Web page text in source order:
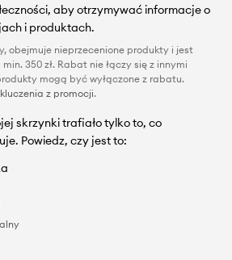
aby otrzymywać informacje o
i produktach.
obejmuje nieprzecenione produkty i jest
350 zł. Rabat nie łączy się z innymi
mogą być wyłączone z rabatu.
z promocji.
skrzynki trafiało tylko to, co
Powiedz, czy jest to: